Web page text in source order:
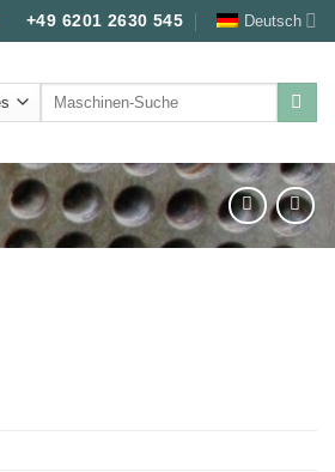
+49 6201 2630 545 Deutsch
Suche